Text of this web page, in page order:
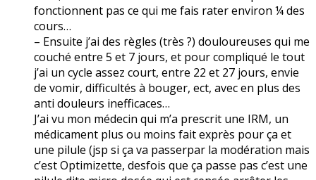
fonctionnent pas ce qui me fais rater environ ¼ des
cours…
– Ensuite j’ai des règles (très ?) douloureuses qui me
couché entre 5 et 7 jours, et pour compliqué le tout
j’ai un cycle assez court, entre 22 et 27 jours, envie
de vomir, difficultés à bouger, ect, avec en plus des
anti douleurs inefficaces…
J’ai vu mon médecin qui m’a prescrit une IRM, un
médicament plus ou moins fait exprès pour ça et
une pilule (jsp si ça va passerpar la modération mais
c’est Optimizette, desfois que ça passe pas c’est une